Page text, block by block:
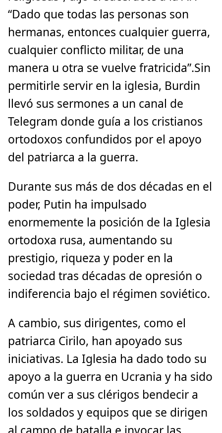
“Dado que todas las personas son
hermanas, entonces cualquier guerra,
cualquier conflicto militar, de una
manera u otra se vuelve fratricida”.Sin
permitirle servir en la iglesia, Burdin
llevó sus sermones a un canal de
Telegram donde guía a los cristianos
ortodoxos confundidos por el apoyo
del patriarca a la guerra.
Durante sus más de dos décadas en el
poder, Putin ha impulsado
enormemente la posición de la Iglesia
ortodoxa rusa, aumentando su
prestigio, riqueza y poder en la
sociedad tras décadas de opresión o
indiferencia bajo el régimen soviético.
A cambio, sus dirigentes, como el
patriarca Cirilo, han apoyado sus
iniciativas. La Iglesia ha dado todo su
apoyo a la guerra en Ucrania y ha sido
común ver a sus clérigos bendecir a
los soldados y equipos que se dirigen